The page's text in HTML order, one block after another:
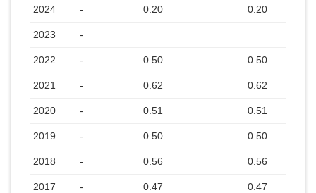
2024 - 0.20 0.20
2023 -
2022 - 0.50 0.50
2021 - 0.62 0.62
2020 - 0.51 0.51
2019 - 0.50 0.50
2018 - 0.56 0.56
2017 - 0.47 0.47